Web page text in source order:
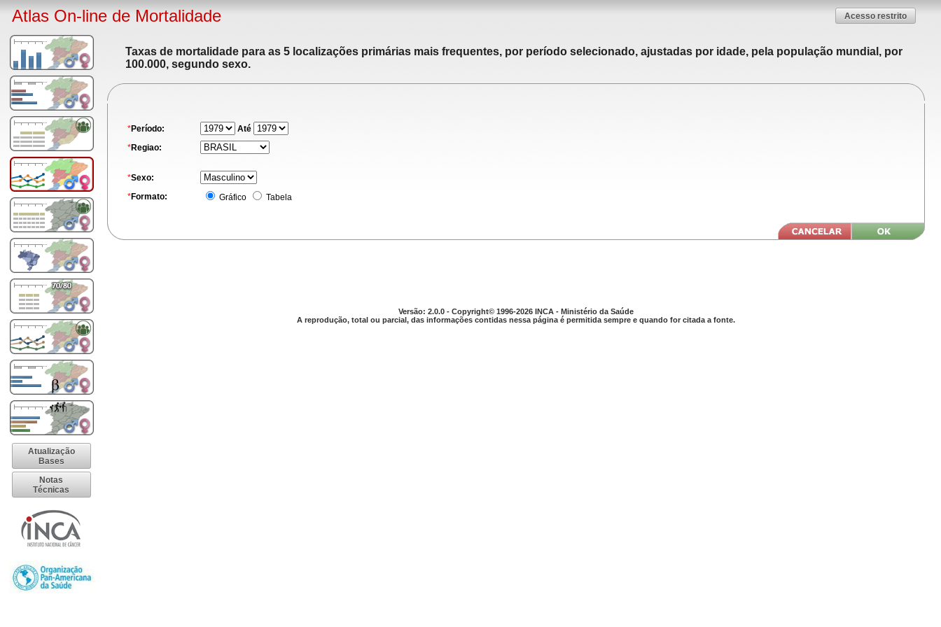
Atlas On-line de Mortalidade Acesso restrito
Atualização
Bases
Notas
Técnicas
Taxas de mortalidade para as 5 localizações primárias mais frequentes, por período selecionado, ajustadas por idade, pela população mundial, por
100.000, segundo sexo.
*Período:
Até
*Regiao:
*Sexo:
*Formato: Gráfico Tabela
Versão: 2.0.0 - Copyright© 1996-2026 INCA - Ministério da Saúde
A reprodução, total ou parcial, das informações contidas nessa página é permitida sempre e quando for citada a fonte.